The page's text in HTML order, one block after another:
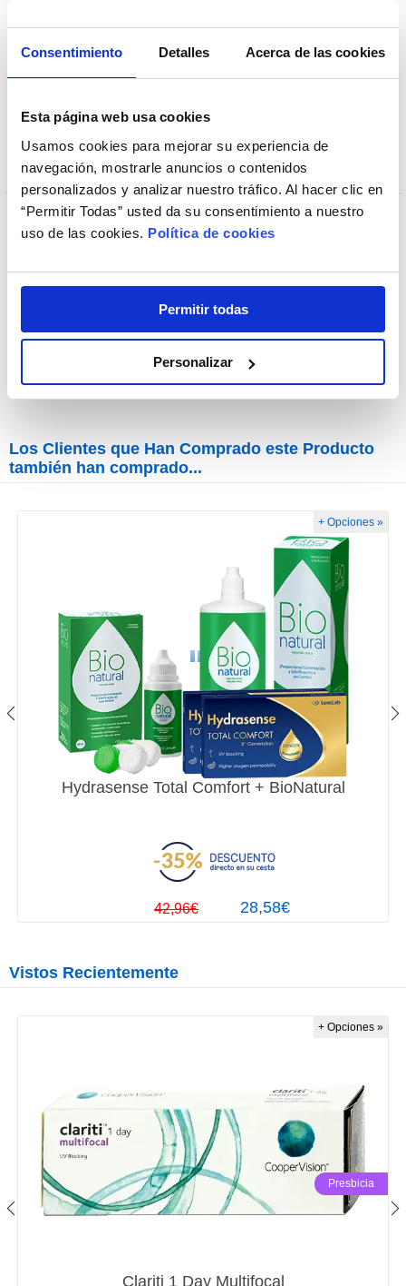
Consentimiento Detalles Acerca de las cookies
Esta página web usa cookies
Usamos cookies para mejorar su experiencia de
navegación, mostrarle anuncios o contenidos
personalizados y analizar nuestro tráfico. Al hacer clic en
“Permitir Todas” usted da su consentimiento a nuestro
uso de las cookies. Política de cookies
Permitir todas
Personalizar
BioNatural Kit Viaje
3,45€
Los Clientes que Han Comprado este Producto
también han comprado...
Hydrasense Total Comfort + BioNatural
28,58€
42,96€
+ Opciones »
Vistos Recientemente
Clariti 1 Day Multifocal
Presbicia
+ Opciones »